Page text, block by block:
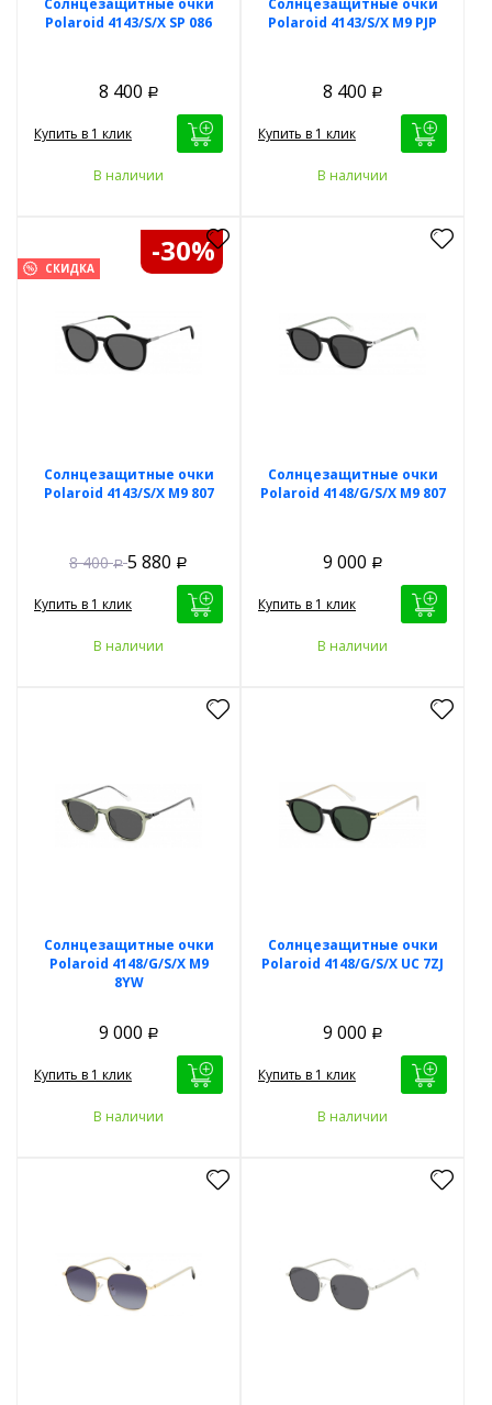
Солнцезащитные очки
Polaroid 4143/S/X SP 086
8 400 Р
Купить в 1 клик
В наличии
Солнцезащитные очки
Polaroid 4143/S/X M9 PJP
8 400 Р
Купить в 1 клик
В наличии
СКИДКА -30%
Солнцезащитные очки
Polaroid 4143/S/X M9 807
8 400 Р 5 880 Р
Купить в 1 клик
В наличии
Солнцезащитные очки
Polaroid 4148/G/S/X M9 807
9 000 Р
Купить в 1 клик
В наличии
Солнцезащитные очки
Polaroid 4148/G/S/X M9
8YW
9 000 Р
Купить в 1 клик
В наличии
Солнцезащитные очки
Polaroid 4148/G/S/X UC 7ZJ
9 000 Р
Купить в 1 клик
В наличии